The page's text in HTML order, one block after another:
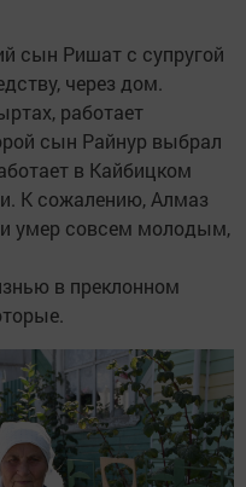
сын Ришат с супругой
через дом.
работает
сын Райнур выбрал
в Кайбицком
К сожалению, Алмаз
умер совсем молодым,
в преклонном